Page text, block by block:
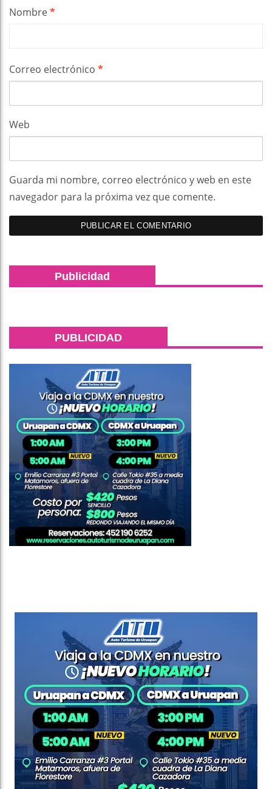
Nombre*
Correo electrónico *
Web
Guarda mi nombre, correo electrónico y web en este
navegador para la próxima vez que comente.
Publicidad
PUBLICIDAD